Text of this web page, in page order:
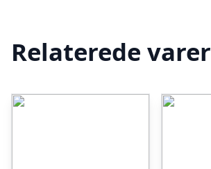
Relaterede varer